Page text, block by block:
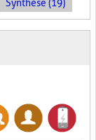
Synthèse (19)